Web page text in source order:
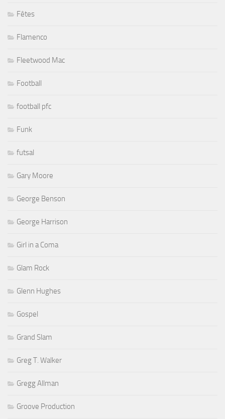
Fêtes
Flamenco
Fleetwood Mac
Football
football pfc
Funk
futsal
Gary Moore
George Benson
George Harrison
Girl in a Coma
Glam Rock
Glenn Hughes
Gospel
Grand Slam
Greg T. Walker
Gregg Allman
Groove Production